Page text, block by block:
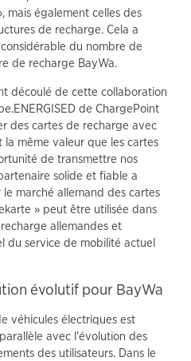
mais également celles des
de recharge. Cela a
du nombre de
de recharge BayWa.
découlé de cette collaboration
de ChargePoint
des cartes de recharge avec
la même valeur que les cartes
de transmettre nos
solide et fiable a
marché allemand des cartes
» peut être utilisée dans
allemandes et
du service de mobilité actuel
évolutif pour BayWa
véhicules électriques est
avec l'évolution des
des utilisateurs. Dans le